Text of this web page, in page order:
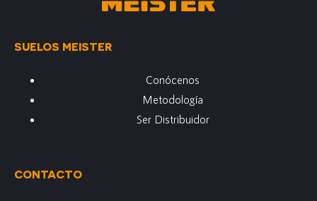
SUELOS MEISTER
Conócenos
Metodología
Ser Distribuidor
CONTACTO